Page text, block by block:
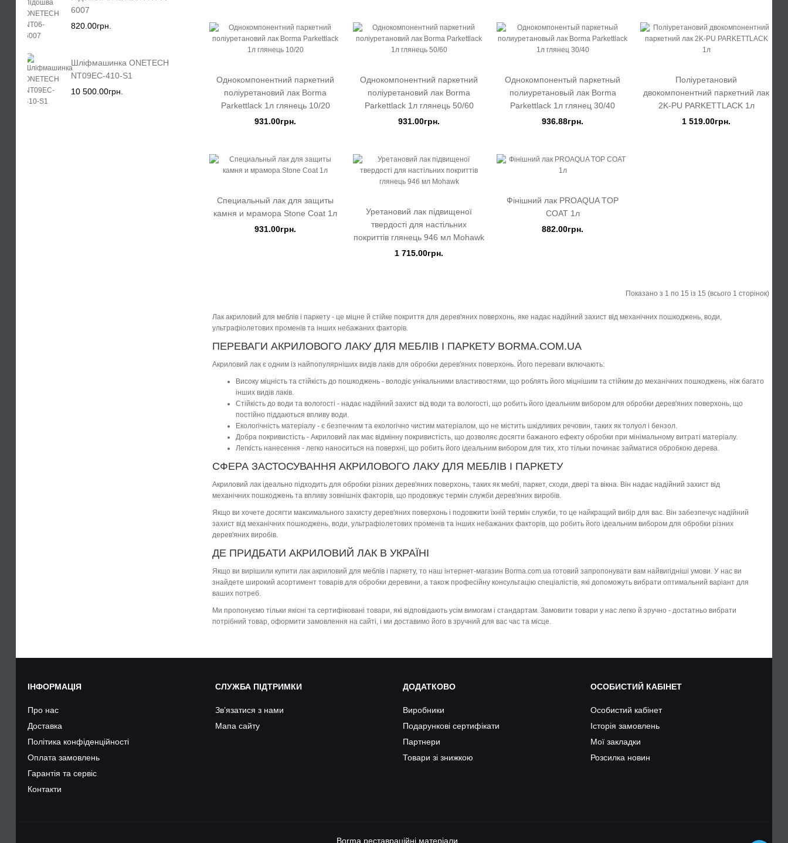
6007
820.00грн.
Шліфмашинка ONETECH
NT09EC-410-S1
10 500.00грн.
Однокомпонентний паркетний
поліуретановий лак Borma
Parkettlack 1л глянець 10/20
931.00грн.
Однокомпонентний паркетний
поліуретановий лак Borma
Parkettlack 1л глянець 50/60
931.00грн.
Однокомпонентый паркетный
полиуретановый лак Borma
Parkettlack 1л глянец 30/40
936.88грн.
Поліуретановий
двокомпонентний паркетний лак
2K-PU PARKETTLACK 1л
1 519.00грн.
Специальный лак для защиты
камня и мрамора Stone Coat 1л
931.00грн.
Уретановий лак підвищеної
твердості для настільних
покриттів глянець 946 мл Mohawk
1 715.00грн.
Фінішний лак PROAQUA TOP
COAT 1л
882.00грн.
Показано з 1 по 15 із 15 (всього 1 сторінок)
Лак акриловий для меблів і паркету - це міцне й стійке покриття для дерев'яних поверхонь, яке надає надійний захист від механічних пошкоджень, води,
ультрафіолетових променів та інших небажаних факторів.
ПЕРЕВАГИ АКРИЛОВОГО ЛАКУ ДЛЯ МЕБЛІВ І ПАРКЕТУ BORMA.COM.UA
Акриловий лак є одним із найпопулярніших видів лаків для обробки дерев'яних поверхонь. Його переваги включають:
Високу міцність та стійкість до пошкоджень - володіє унікальними властивостями, що роблять його міцнішим та стійким до механічних пошкоджень, ніж багато
інших видів лаків.
Стійкість до води та вологості - надає надійний захист від води та вологості, що робить його ідеальним вибором для обробки дерев'яних поверхонь, що
постійно піддаються впливу води.
Екологічність матеріалу - є безпечним та екологічно чистим матеріалом, що не містить шкідливих речовин, таких як толуол і бензол.
Добра покривистість - Акриловий лак має відмінну покривистість, що дозволяє досягти бажаного ефекту обробки при мінімальному витраті матеріалу.
Легкість нанесення - легко наноситься на поверхні, що робить його ідеальним вибором для тих, хто тільки починає займатися обробкою дерева.
СФЕРА ЗАСТОСУВАННЯ АКРИЛОВОГО ЛАКУ ДЛЯ МЕБЛІВ І ПАРКЕТУ
Акриловий лак ідеально підходить для обробки різних дерев'яних поверхонь, таких як меблі, паркет, сходи, двері та вікна. Він надає надійний захист від
механічних пошкоджень та впливу зовнішніх факторів, що продовжує термін служби дерев'яних виробів.
Якщо ви хочете досягти максимального захисту дерев'яних поверхонь і подовжити їхній термін служби, то це найкращий вибір для вас. Він забезпечує надійний
захист від механічних пошкоджень, води, ультрафіолетових променів та інших небажаних факторів, що робить його ідеальним вибором для обробки різних
дерев'яних виробів.
ДЕ ПРИДБАТИ АКРИЛОВИЙ ЛАК В УКРАЇНІ
Якщо ви вирішили купити лак акриловий для меблів і паркету, то наш інтернет-магазин Borma.com.ua готовий запропонувати вам найвигідніші умови. У нас ви
знайдете широкий асортимент товарів для обробки деревини, а також професійну консультацію спеціалістів, які допоможуть вибрати оптимальний варіант для
ваших потреб.
Ми пропонуємо тільки якісні та сертифіковані товари, які відповідають усім вимогам і стандартам. Замовити товари у нас легко й зручно - достатньо вибрати
потрібний товар, оформити замовлення на сайті, і ми доставимо його в зручний для вас час та місце.
ІНФОРМАЦІЯ
Про нас
Доставка
Політика конфіденційності
Оплата замовлень
Гарантія та сервіс
Контакти
СЛУЖБА ПІДТРИМКИ
Зв’язатися з нами
Мапа сайту
ДОДАТКОВО
Виробники
Подарункові сертифікати
Партнери
Товари зі знижкою
ОСОБИСТИЙ КАБІНЕТ
Особистий кабінет
Історія замовлень
Мої закладки
Розсилка новин
Borma реставраційні матеріали